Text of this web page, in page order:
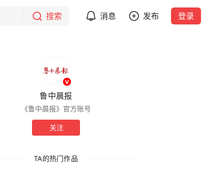
搜索 消息 发布 登录
鲁中晨报
《鲁中晨报》官方账号
关注
TA的热门作品